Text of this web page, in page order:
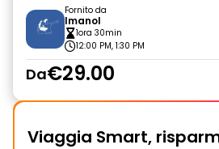
Fornito da
Imanol
1ora 30min
12:00 PM, 1:30 PM
Da€29.00
Viaggia Smart,